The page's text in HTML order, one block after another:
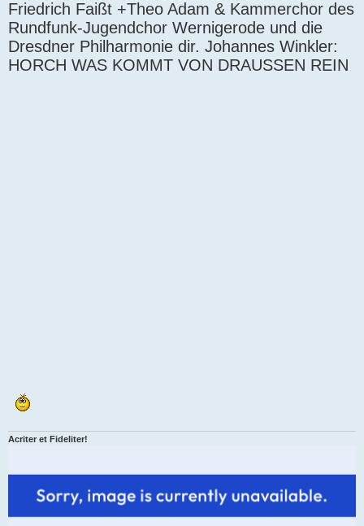
Friedrich Faißt +Theo Adam & Kammerchor des
Rundfunk-Jugendchor Wernigerode und die
Dresdner Philharmonie dir. Johannes Winkler:
HORCH WAS KOMMT VON DRAUSSEN REIN
Acriter et Fideliter!